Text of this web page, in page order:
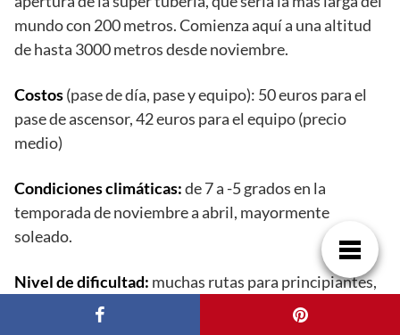
mundo con 200 metros. Comienza aquí a una altitud
de hasta 3000 metros desde noviembre.
Costos(pase de día, pase y equipo): 50 euros para el
pase de ascensor, 42 euros para el equipo (precio
medio)
Condiciones climáticas:de 7 a -5 grados en la
temporada de noviembre a abril, mayormente
soleado.
Nivel de dificultad: muchas rutas para principiantes,
pero también para avanzados y profesionales.